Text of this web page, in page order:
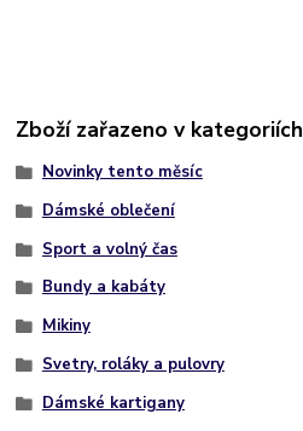
Zboží zařazeno v kategoriích
Novinky tento měsíc
Dámské oblečení
Sport a volný čas
Bundy a kabáty
Mikiny
Svetry, roláky a pulovry
Dámské kartigany